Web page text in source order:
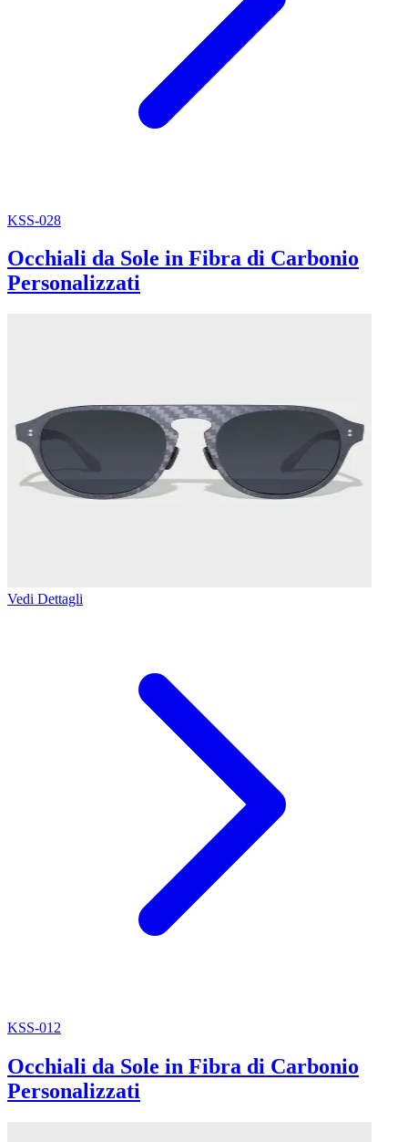
KSS-028
Occhiali da Sole in Fibra di Carbonio
Personalizzati
Vedi Dettagli
KSS-012
Occhiali da Sole in Fibra di Carbonio
Personalizzati